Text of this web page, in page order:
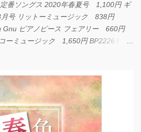
定番ソングス 2020年春夏号 1,100円 ギ
月号 リットーミュージック 838円
Gnu ピアノピース フェアリー 660円
ーミュージック 1,650円 BP2226 I